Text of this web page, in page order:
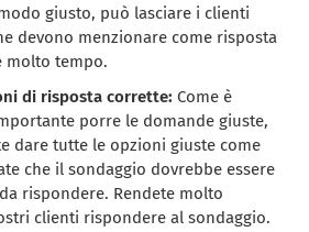
giusto, può lasciare i clienti
devono menzionare come risposta
molto tempo.
di risposta corrette: Come è
porre le domande giuste,
dare tutte le opzioni giuste come
che il sondaggio dovrebbe essere
rispondere. Rendete molto
clienti rispondere al sondaggio.